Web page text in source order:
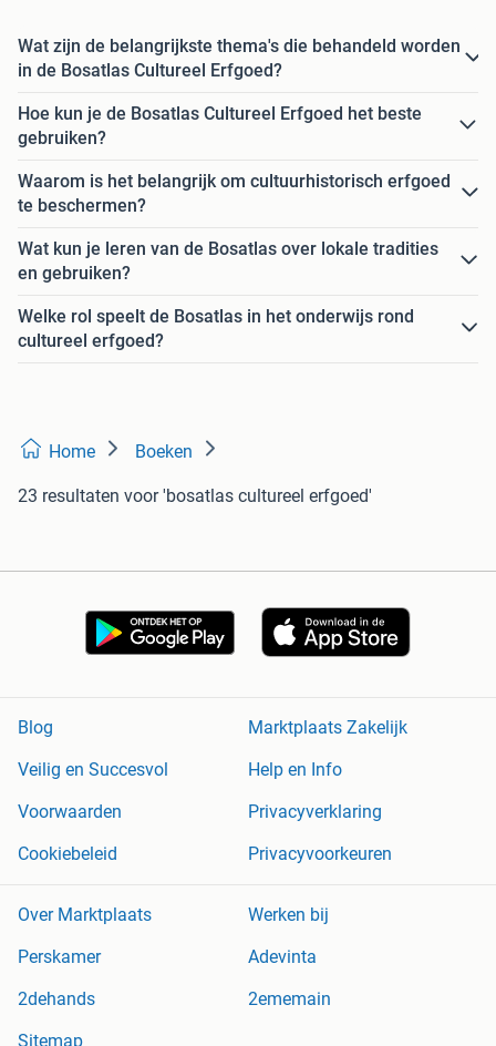
Wat zijn de belangrijkste thema's die behandeld worden
in de Bosatlas Cultureel Erfgoed?
Hoe kun je de Bosatlas Cultureel Erfgoed het beste
gebruiken?
Waarom is het belangrijk om cultuurhistorisch erfgoed
te beschermen?
Wat kun je leren van de Bosatlas over lokale tradities
en gebruiken?
Welke rol speelt de Bosatlas in het onderwijs rond
cultureel erfgoed?
Home Boeken
23 resultaten voor 'bosatlas cultureel erfgoed'
Blog
Marktplaats Zakelijk
Veilig en Succesvol
Help en Info
Voorwaarden
Privacyverklaring
Cookiebeleid
Privacyvoorkeuren
Over Marktplaats
Werken bij
Perskamer
Adevinta
2dehands
2ememain
Sitemap